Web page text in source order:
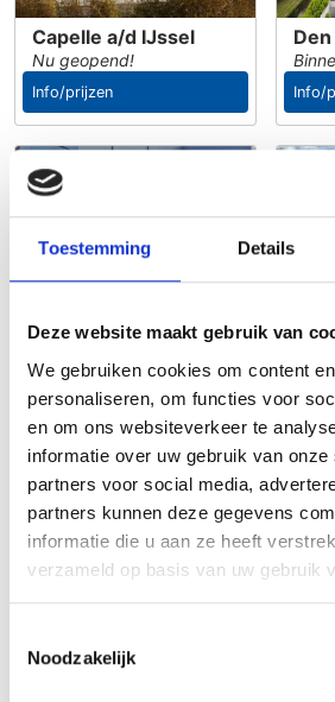
Toestemming Details
Deze website maakt gebruik van
We gebruiken cookies om content
personaliseren, om functies voor
en om ons websiteverkeer te
informatie over uw gebruik van onze
partners voor social media,
partners kunnen deze gegevens
informatie die u aan ze heeft
verzameld op basis van uw gebruik
Noodzakelijk
Capelle a/d IJssel
Nu geopend!
Info/prijzen Info/
Rijswijk
Nu geopend!
Veenendaal
1000 units vanaf 3m3
Info/prijzen
Nu
Info/